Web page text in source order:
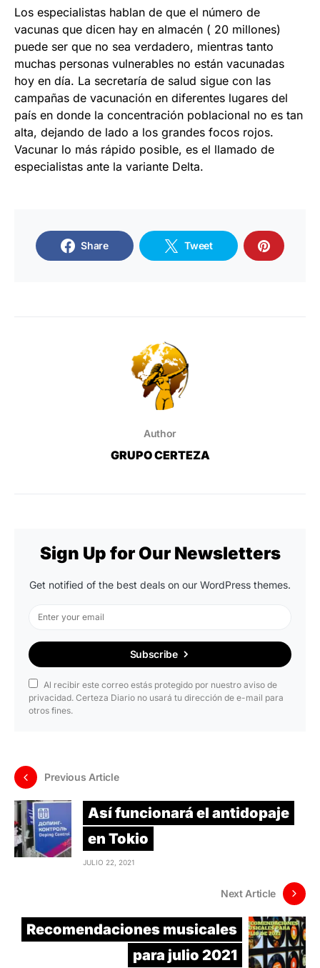
Los especialistas hablan de que el número de
vacunas que dicen hay en almacén ( 20 millones)
puede ser que no sea verdadero, mientras tanto
muchas personas vulnerables no están vacunadas
hoy en día. La secretaría de salud sigue con las
campañas de vacunación en diferentes lugares del
país en donde la concentración poblacional no es tan
alta, dejando de lado a los grandes focos rojos.
Vacunar lo más rápido posible, es el llamado de
especialistas ante la variante Delta.
Share Tweet
Author
GRUPO CERTEZA
Sign Up for Our Newsletters
Get notified of the best deals on our WordPress themes.
Subscribe
Al recibir este correo estás protegido por nuestro aviso de
privacidad. Certeza Diario no usará tu dirección de e-mail para
otros fines.
Previous Article
Así funcionará el antidopaje
en Tokio
JULIO 22, 2021
Next Article
Recomendaciones musicales
para julio 2021